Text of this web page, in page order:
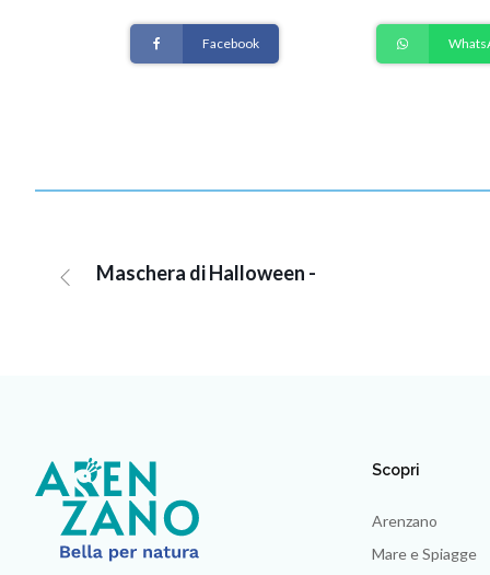
Facebook
Maschera di Halloween -
Scopri
Arenzano
Mare e Spiagge